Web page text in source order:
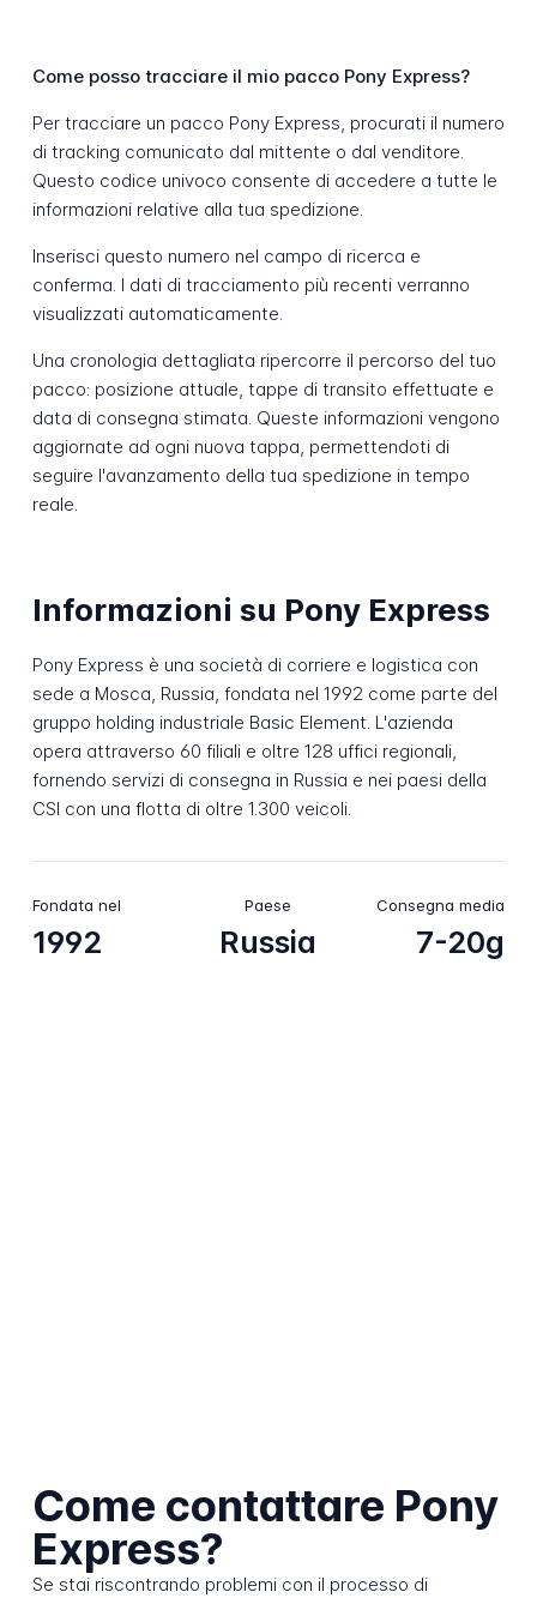
Come posso tracciare il mio pacco Pony Express?
Per tracciare un pacco Pony Express, procurati il numero
di tracking comunicato dal mittente o dal venditore.
Questo codice univoco consente di accedere a tutte le
informazioni relative alla tua spedizione.
Inserisci questo numero nel campo di ricerca e
conferma. I dati di tracciamento più recenti verranno
visualizzati automaticamente.
Una cronologia dettagliata ripercorre il percorso del tuo
pacco: posizione attuale, tappe di transito effettuate e
data di consegna stimata. Queste informazioni vengono
aggiornate ad ogni nuova tappa, permettendoti di
seguire l'avanzamento della tua spedizione in tempo
reale.
Informazioni su Pony Express
Pony Express è una società di corriere e logistica con
sede a Mosca, Russia, fondata nel 1992 come parte del
gruppo holding industriale Basic Element. L'azienda
opera attraverso 60 filiali e oltre 128 uffici regionali,
fornendo servizi di consegna in Russia e nei paesi della
CSI con una flotta di oltre 1.300 veicoli.
Fondata nel
1992
Paese
Russia
Consegna media
7-20g
Come contattare Pony
Express?
Se stai riscontrando problemi con il processo di